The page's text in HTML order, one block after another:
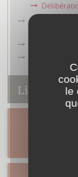
Parc
Liens
le